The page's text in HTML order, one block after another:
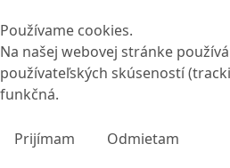
Používame cookies.
Na našej webovej stránke
používateľských skúseností
funkčná.
Prijímam Odmietam